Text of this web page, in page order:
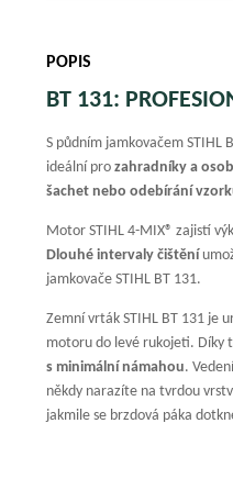
POPIS
BT 131:
S půdním jamkovačem
ideální prozahradníky a
šachet nebo odebírání
Motor STIHL 4-MIX® zajistí
Dlouhé intervaly čištění
jamkovače STIHL BT 131.
Zemní vrták STIHL BT 131 je
motoru do levé rukojeti. Díky
s minimální námahou.
někdy narazíte na tvrdou
jakmile se brzdová páka